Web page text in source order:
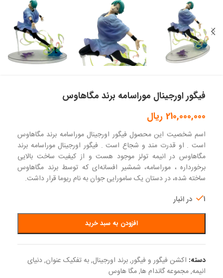
فیگور اورجینال موراسامه برند مگاهاوس
210,000,000 ریال
اسم شخصیت این محصول فیگور اورجینال موراسامه برند مگاهاوس
است . او قدرت مند و شجاع است . فیگور اورجینال موراسامه برند
مگاهاوس در انیمه تولز موجود هست و از کیفیت ساخت بالایی
برخورداره ، موراسامه، شمشیر افسانه‌ای که توسط برند مگاهاوس
ساخته شده، در دستان یک سامورایی جوان به نام ریوما قرار داشت.
1 در انبار
افزودن به سبد خرید
دسته: اکشن فیگور و فیگور,برند اورجینال,به تفکیک عنوان,دنیای
انیمه,مجموعه گاندام ها,مگا هاوس